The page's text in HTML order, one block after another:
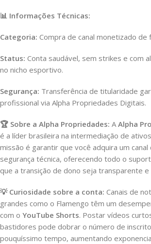
📊 Informações Técnicas:
Categoria: Compra de canal monetizado de
Status: Conta saudável, sem strikes e com
no nicho esportivo.
Segurança: Transferência de titularidade
profissional via Alpha Propriedades Digitais.
🏆 Sobre a Alpha Propriedades: A Alpha
é a líder brasileira na intermediação de
missão é garantir que você adquira um
segurança técnica, oferecendo todo o
que a transição de dono seja transparente e
💡 Curiosidade sobre a conta: Canais de
grandes como o Flamengo têm um
com o YouTube Shorts. Postar vídeos
bastidores pode dobrar o número de
pouquíssimo tempo, aumentando